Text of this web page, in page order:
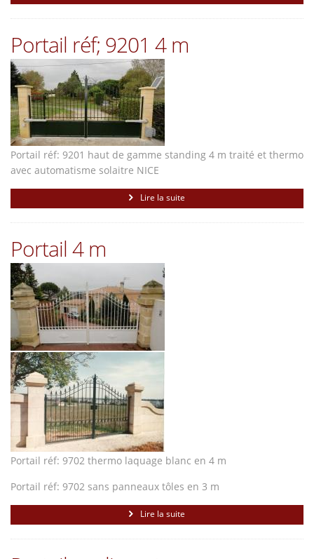
Portail réf; 9201 4 m
Portail réf: 9201 haut de gamme standing 4 m traité et thermo
avec automatisme solaitre NICE
Lire la suite
Portail 4 m
Portail réf: 9702 thermo laquage blanc en 4 m
Portail réf: 9702 sans panneaux tôles en 3 m
Lire la suite